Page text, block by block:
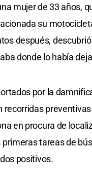
mujer de 33 años,
su
después,
donde lo había
por la
recorridas
en procura de
primeras tareas de
positivos.